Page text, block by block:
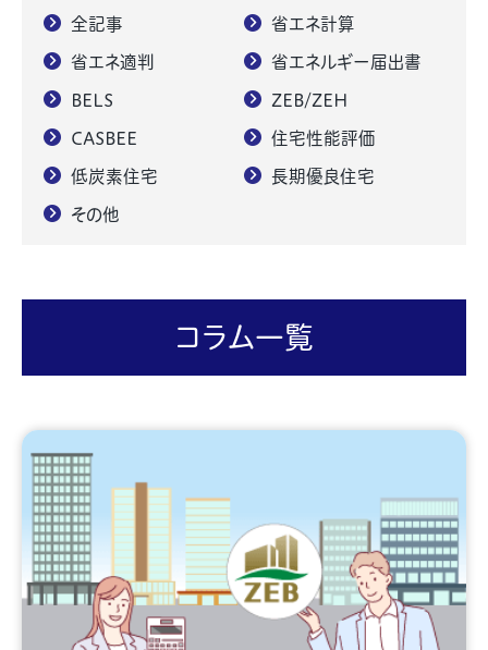
全記事
省エネ計算
省エネ適判
省エネルギー届出書
BELS
ZEB/ZEH
CASBEE
住宅性能評価
低炭素住宅
長期優良住宅
その他
コラム一覧